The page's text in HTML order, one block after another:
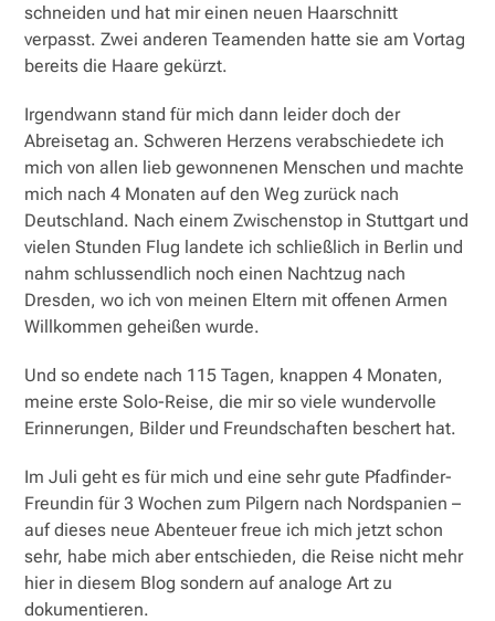
schneiden und hat mir einen neuen Haarschnitt
verpasst. Zwei anderen Teamenden hatte sie am Vortag
bereits die Haare gekürzt.
Irgendwann stand für mich dann leider doch der
Abreisetag an. Schweren Herzens verabschiedete ich
mich von allen lieb gewonnenen Menschen und machte
mich nach 4 Monaten auf den Weg zurück nach
Deutschland. Nach einem Zwischenstop in Stuttgart und
vielen Stunden Flug landete ich schließlich in Berlin und
nahm schlussendlich noch einen Nachtzug nach
Dresden, wo ich von meinen Eltern mit offenen Armen
Willkommen geheißen wurde.
Und so endete nach 115 Tagen, knappen 4 Monaten,
meine erste Solo-Reise, die mir so viele wundervolle
Erinnerungen, Bilder und Freundschaften beschert hat.
Im Juli geht es für mich und eine sehr gute Pfadfinder-
Freundin für 3 Wochen zum Pilgern nach Nordspanien –
auf dieses neue Abenteuer freue ich mich jetzt schon
sehr, habe mich aber entschieden, die Reise nicht mehr
hier in diesem Blog sondern auf analoge Art zu
dokumentieren.